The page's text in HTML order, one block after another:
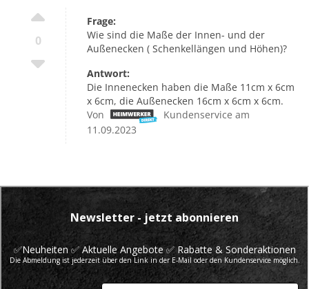
0
Frage:
Wie sind die Maße der Innen- und der
Außenecken ( Schenkellängen und Höhen)?
Antwort:
Die Innenecken haben die Maße 11cm x 6cm
x 6cm, die Außenecken 16cm x 6cm x 6cm.
Von
Kundenservice am
11.09.2023